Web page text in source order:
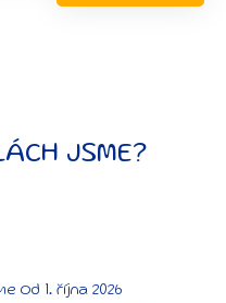
JSME?
od 1. října 2026